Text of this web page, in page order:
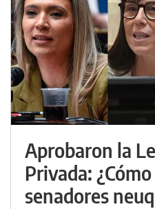
Aprobaron la
Privada:
senadores